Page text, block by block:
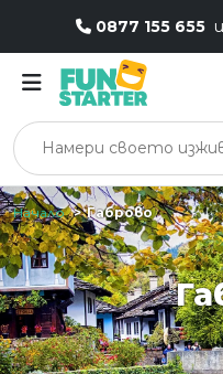
0877 155 655
Начало Габрово